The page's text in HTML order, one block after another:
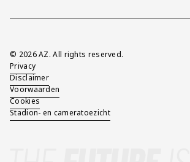
Overig
© 2026 AZ. All rights reserved.
Privacy
Disclaimer
Voorwaarden
Cookies
Stadion- en cameratoezicht